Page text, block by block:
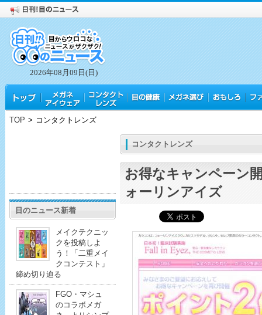
2026年08月09日(日)
TOP > コンタクトレンズ
目のニュース新着
メイクテクニッ
クを投稿しよ
う！「二重メイ
クコンテスト」
締め切り迫る
FGO・マシュ
のコラボメガ
コンタクトレンズ
お得なキャンペーン
ォーリンアイズ